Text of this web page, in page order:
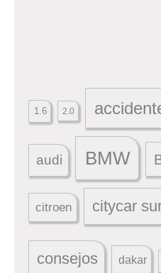
1.6 2.0
audi BMW
citroen citycar
consejos dakar